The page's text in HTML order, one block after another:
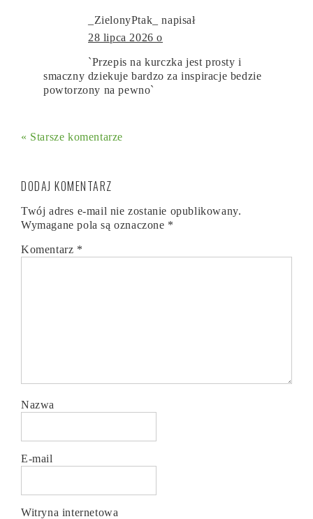
_ZielonyPtak_
napisał
28 lipca 2026 o
`Przepis na kurczka jest prosty i
smaczny dziekuje bardzo za inspiracje bedzie
powtorzony na pewno`
« Starsze komentarze
DODAJ KOMENTARZ
Twój adres e-mail nie zostanie opublikowany.
Wymagane pola są oznaczone *
Komentarz *
Nazwa
E-mail
Witryna internetowa